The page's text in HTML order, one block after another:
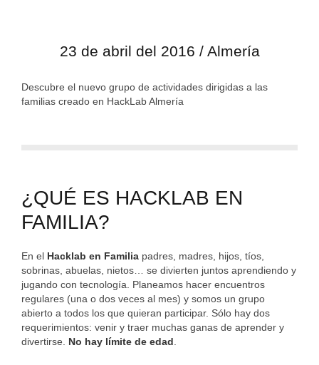
23 de abril del 2016 / Almería
Descubre el nuevo grupo de actividades dirigidas a las
familias creado en HackLab Almería
¿QUÉ ES HACKLAB EN
FAMILIA?
En el Hacklab en Familia padres, madres, hijos, tíos,
sobrinas, abuelas, nietos… se divierten juntos aprendiendo y
jugando con tecnología. Planeamos hacer encuentros
regulares (una o dos veces al mes) y somos un grupo
abierto a todos los que quieran participar. Sólo hay dos
requerimientos: venir y traer muchas ganas de aprender y
divertirse. No hay límite de edad